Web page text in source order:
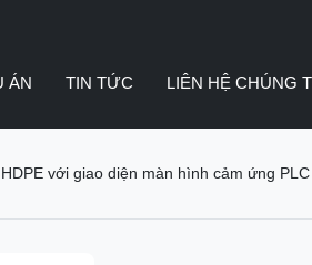
ÁN TIN TỨC LIÊN HỆ CHÚNG
với giao diện màn hình cảm ứng